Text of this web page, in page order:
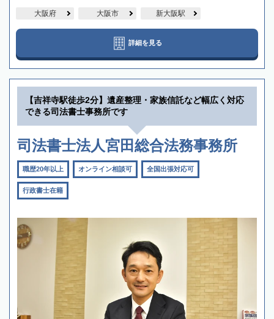
大阪府 大阪市 新大阪駅
詳細を見る
【吉祥寺駅徒歩2分】遺産整理・家族信託など幅広く対応
できる司法書士事務所です
司法書士法人宮田総合法務事務所
職歴20年以上 オンライン相談可 全国出張対応可
行政書士在籍